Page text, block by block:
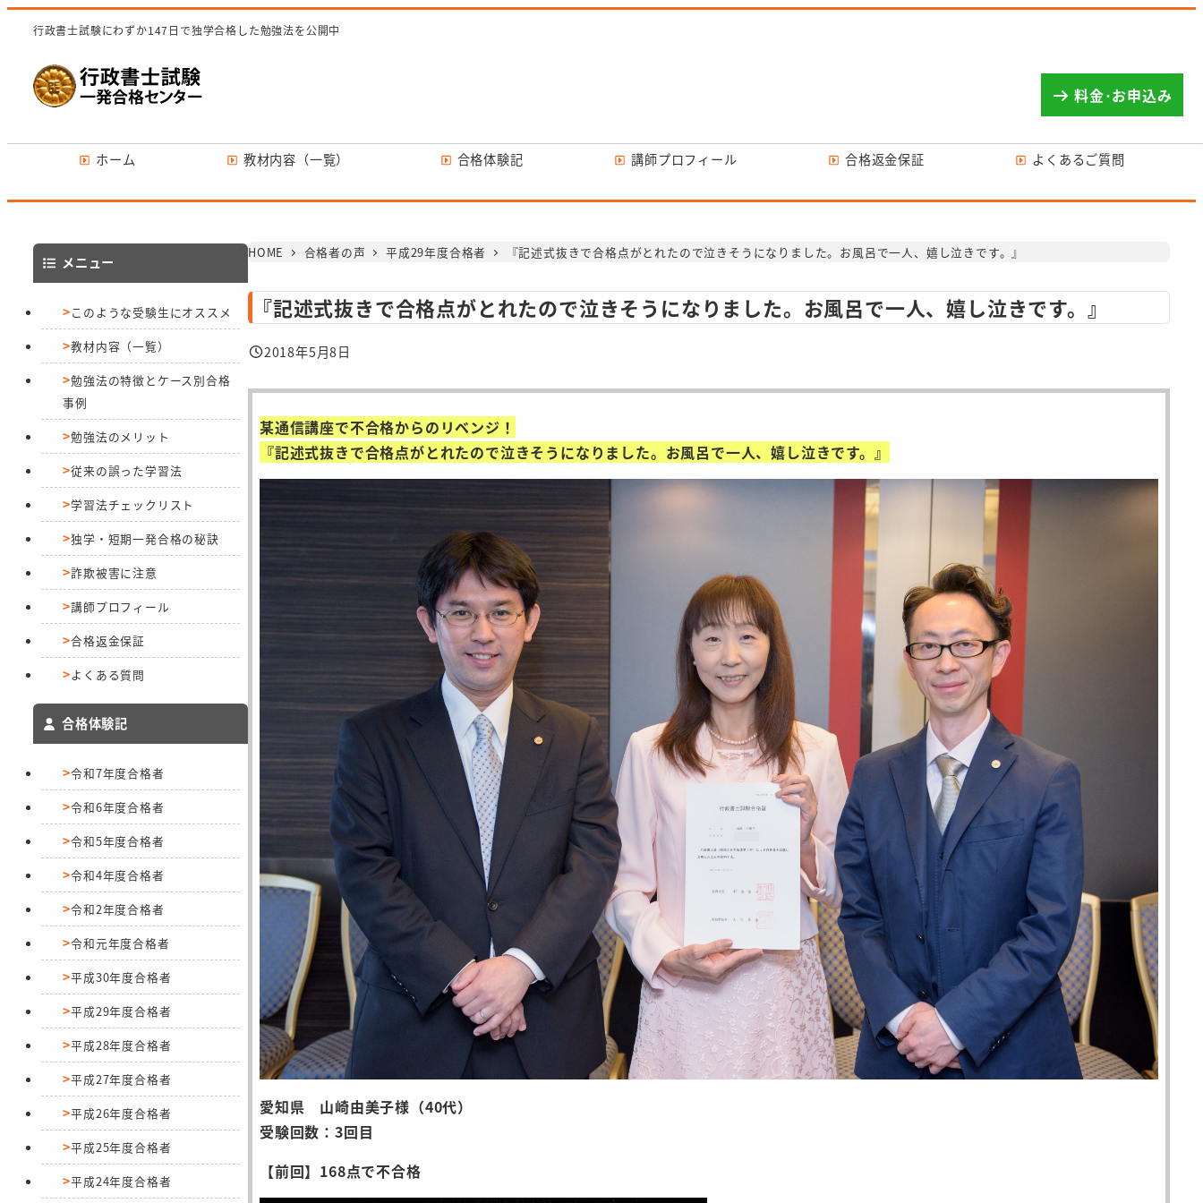
テ
ツ
行政書士試験にわずか147日で独学合格した勉強法を公開中
料金･お申込み
ホーム 教材内容（一覧） 合格体験記 講師プロフィール 合格返金保証 よくあるご質問
HOME 合格者の声 平成29年度合格者 『記述式抜きで合格点がとれたので泣きそうになりました。お風呂で一人、嬉し泣きです。』
『記述式抜きで合格点がとれたので泣きそうになりました。お風呂で一人、嬉し泣きです。』
投稿日
2018年5月8日
某通信講座で不合格からのリベンジ！
『記述式抜きで合格点がとれたので泣きそうになりました。お風呂で一人、嬉し泣きです。』
愛知県 山崎由美子様（40代）
受験回数：3回目
【前回】168点で不合格
メニュー
このような受験生にオススメ
教材内容（一覧）
勉強法の特徴とケース別合格
事例
勉強法のメリット
従来の誤った学習法
学習法チェックリスト
独学・短期一発合格の秘訣
詐欺被害に注意
講師プロフィール
合格返金保証
よくある質問
合格体験記
令和7年度合格者
令和6年度合格者
令和5年度合格者
令和4年度合格者
令和2年度合格者
令和元年度合格者
平成30年度合格者
平成29年度合格者
平成28年度合格者
平成27年度合格者
平成26年度合格者
平成25年度合格者
平成24年度合格者